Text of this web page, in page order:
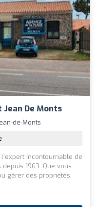
Jean De Monts
de-Monts
incontournable de
1963. Que vous
gérer des propriétés,